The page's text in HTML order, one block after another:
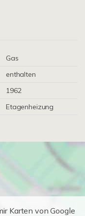
Gas
enthalten
1962
Etagenheizung
Karten von Google